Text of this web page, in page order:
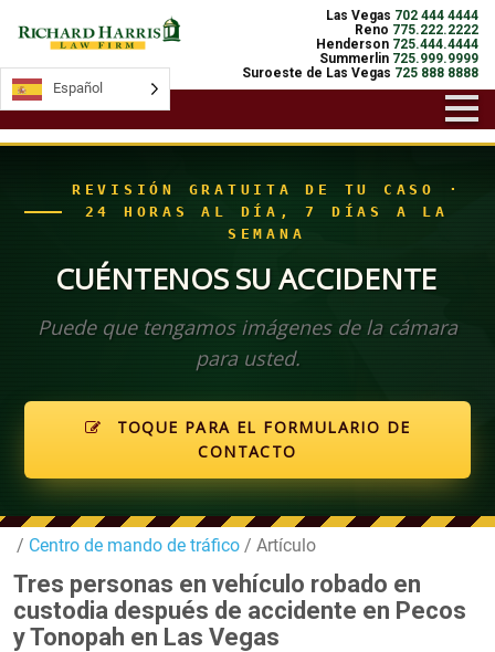
Las Vegas 702 444 4444
Reno 775.222.2222
Henderson 725.444.4444
Summerlin 725.999.9999
Suroeste de Las Vegas 725 888 8888
REVISIÓN GRATUITA DE TU CASO ·
24 HORAS AL DÍA, 7 DÍAS A LA
SEMANA
CUÉNTENOS SU ACCIDENTE
Puede que tengamos imágenes de la cámara
para usted.
TOQUE PARA EL FORMULARIO DE
CONTACTO
/ Centro de mando de tráfico / Artículo
Tres personas en vehículo robado en
custodia después de accidente en Pecos
y Tonopah en Las Vegas
Español
Español